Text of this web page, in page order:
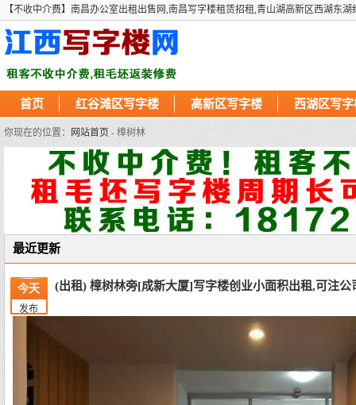
【不收中介费】南昌办公室出租出售网,南昌写字楼租赁招租,青山湖高新区西湖东
首页 红谷滩区写字楼 高新区写字楼 西湖区写字
你现在的位置： 网站首页 - 樟树林
最近更新
今天
发布
(出租) 樟树林旁[成新大厦]写字楼创业小面积出租,可注公